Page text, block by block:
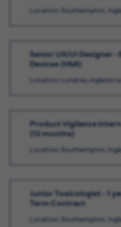
Location: Southampton,
Senior UX/UI Designer -
Devices (HMI)
Location: Londres, Inglaterra
Product Vigilance
(12 months)
Location: Southampton,
Junior Toxicologist - 1
Term Contract
Location: Southampton,